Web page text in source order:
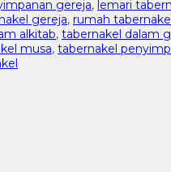
gereja, lemari
gereja, rumah
alkitab, tabernakel dalam
musa, tabernakel